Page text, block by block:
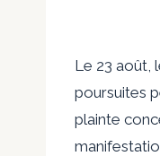
Le 23 août,
poursuites
plainte